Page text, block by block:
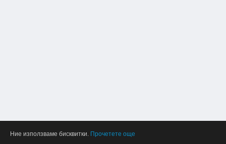
Ние използваме бисквитки. Прочетете още